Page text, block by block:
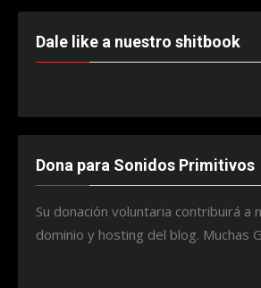
Dale like a nuestro shitbook
Dona para Sonidos Primitivos
Su donación voluntaria contribuirá a
dominio y hosting del blog. Muchas